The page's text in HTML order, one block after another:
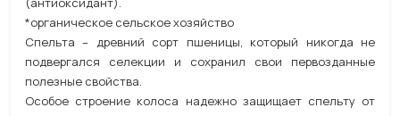
*органическое сельское хозяйство
Спельта – древний сорт пшеницы, который никогда не
подвергался селекции и сохранил свои первозданные
полезные свойства.
Особое строение колоса надежно защищает спельту от